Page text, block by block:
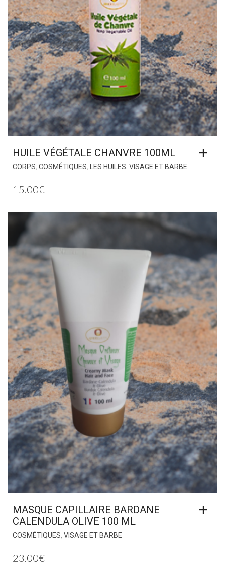
HUILE VÉGÉTALE CHANVRE 100ML
CORPS COSMÉTIQUES LES HUILES VISAGE ET BARBE
15.00€
MASQUE CAPILLAIRE BARDANE
CALENDULA OLIVE 100 ML
COSMÉTIQUES, VISAGE ET BARBE
23.00€